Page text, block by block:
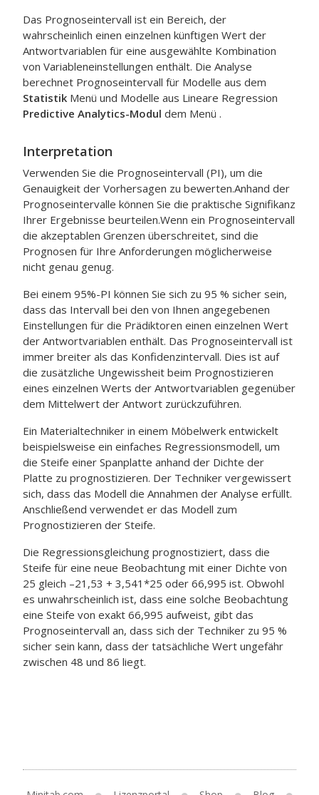
Das Prognoseintervall ist ein Bereich, der
wahrscheinlich einen einzelnen künftigen Wert der
Antwortvariablen für eine ausgewählte Kombination
von Variableneinstellungen enthält. Die Analyse
berechnet Prognoseintervall für Modelle aus dem
Statistik Menü und Modelle aus Lineare Regression
Predictive Analytics-Modul dem Menü .
Interpretation
Verwenden Sie die Prognoseintervall (PI), um die
Genauigkeit der Vorhersagen zu bewerten.Anhand der
Prognoseintervalle können Sie die praktische Signifikanz
Ihrer Ergebnisse beurteilen.Wenn ein Prognoseintervall
die akzeptablen Grenzen überschreitet, sind die
Prognosen für Ihre Anforderungen möglicherweise
nicht genau genug.
Bei einem 95%-PI können Sie sich zu 95 % sicher sein,
dass das Intervall bei den von Ihnen angegebenen
Einstellungen für die Prädiktoren einen einzelnen Wert
der Antwortvariablen enthält. Das Prognoseintervall ist
immer breiter als das Konfidenzintervall. Dies ist auf
die zusätzliche Ungewissheit beim Prognostizieren
eines einzelnen Werts der Antwortvariablen gegenüber
dem Mittelwert der Antwort zurückzuführen.
Ein Materialtechniker in einem Möbelwerk entwickelt
beispielsweise ein einfaches Regressionsmodell, um
die Steife einer Spanplatte anhand der Dichte der
Platte zu prognostizieren. Der Techniker vergewissert
sich, dass das Modell die Annahmen der Analyse erfüllt.
Anschließend verwendet er das Modell zum
Prognostizieren der Steife.
Die Regressionsgleichung prognostiziert, dass die
Steife für eine neue Beobachtung mit einer Dichte von
25 gleich –21,53 + 3,541*25 oder 66,995 ist. Obwohl
es unwahrscheinlich ist, dass eine solche Beobachtung
eine Steife von exakt 66,995 aufweist, gibt das
Prognoseintervall an, dass sich der Techniker zu 95 %
sicher sein kann, dass der tatsächliche Wert ungefähr
zwischen 48 und 86 liegt.